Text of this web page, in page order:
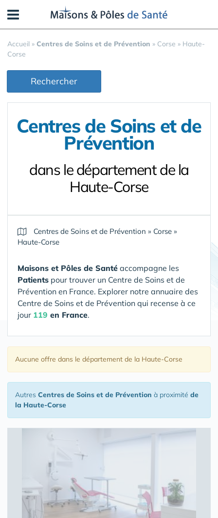
Accueil » Centres de Soins et de Prévention » Corse » Haute-
Corse
Rechercher
Centres de Soins et de
Prévention
dans le département de la
Haute-Corse
Centres de Soins et de Prévention » Corse »
Haute-Corse
Maisons et Pôles de Santé accompagne les
Patients pour trouver un Centre de Soins et de
Prévention en France. Explorer notre annuaire des
Centre de Soins et de Prévention qui recense à ce
jour 119 en France.
Aucune offre dans le département de la Haute-Corse
Autres Centres de Soins et de Prévention à proximité de
la Haute-Corse
Panneau de gestion des cookies